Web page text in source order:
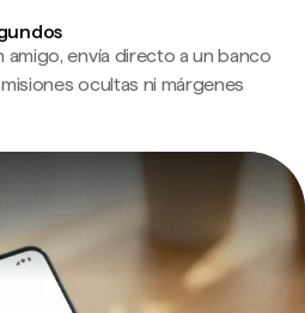
amigo, envía directo a un banco
ocultas ni márgenes